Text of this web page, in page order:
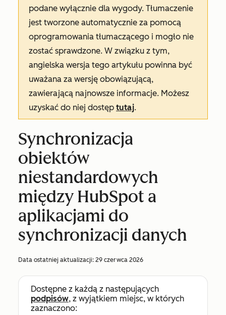
podane wyłącznie dla wygody. Tłumaczenie
jest tworzone automatycznie za pomocą
oprogramowania tłumaczącego i mogło nie
zostać sprawdzone. W związku z tym,
angielska wersja tego artykułu powinna być
uważana za wersję obowiązującą,
zawierającą najnowsze informacje. Możesz
uzyskać do niej dostęp tutaj.
Synchronizacja
obiektów
niestandardowych
między HubSpot a
aplikacjami do
synchronizacji danych
Data ostatniej aktualizacji: 29 czerwca 2026
Dostępne z każdą z następujących
podpisów, z wyjątkiem miejsc, w których
zaznaczono: